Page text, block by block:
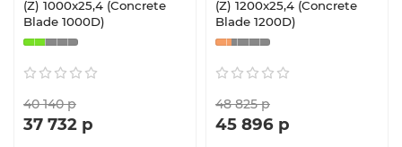
(Z) 1000x25,4 (Concrete
Blade 1000D)
40 140 р
37 732 р
(Z) 1200x25,4 (Concrete
Blade 1200D)
48 825 р
45 896 р